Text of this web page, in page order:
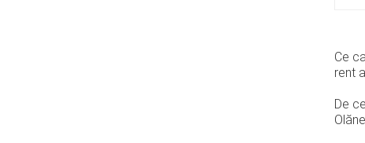
Ce
rent
De